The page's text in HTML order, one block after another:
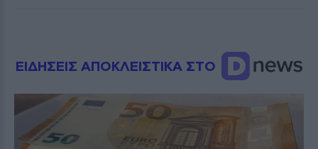
ΕΙΔΗΣΕΙΣ ΑΠΟΚΛΕΙΣΤΙΚΑ ΣΤΟ